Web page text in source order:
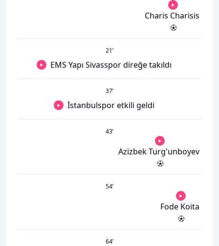
Charis Charisis
21’
EMS Yapı Sivasspor direğe takıldı
37’
İstanbulspor etkili geldi
43’
Azizbek Turg'unboyev
54’
Fode Koita
64’